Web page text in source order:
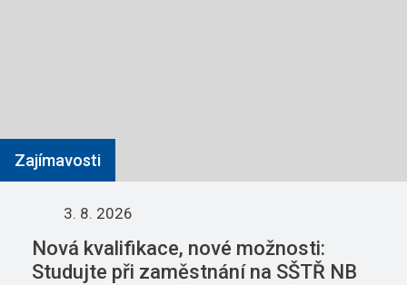
Zajímavosti
3. 8. 2026
Nová kvalifikace, nové možnosti:
Studujte při zaměstnání na SŠTŘ NB